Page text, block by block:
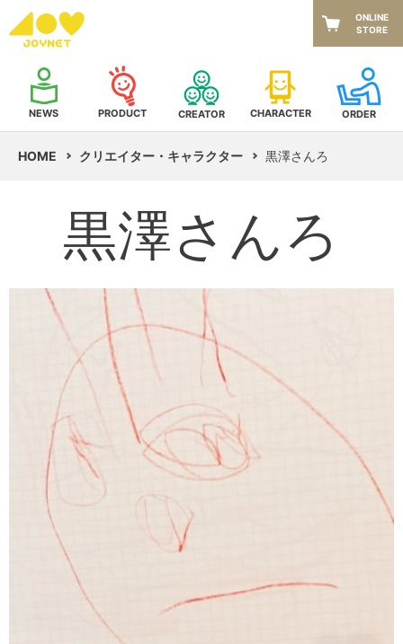
NEWS PRODUCT CREATOR CHARACTER ORDER
ONLINE
STORE
HOME クリエイター・キャラクター 黒澤さんろ
黒澤さんろ